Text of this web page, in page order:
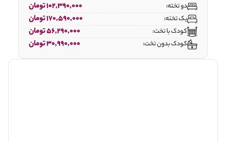
دو تخته: 102,390,000 تومان
یک تخته: 170,590,000 تومان
کودک با تخت: 56,290,000 تومان
کودک بدون تخت: 30,990,000 تومان